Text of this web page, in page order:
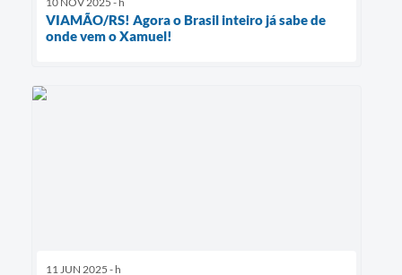
VIAMÃO/RS! Agora o Brasil inteiro já sabe de
onde vem o Xamuel!
11 JUN 2025 - h